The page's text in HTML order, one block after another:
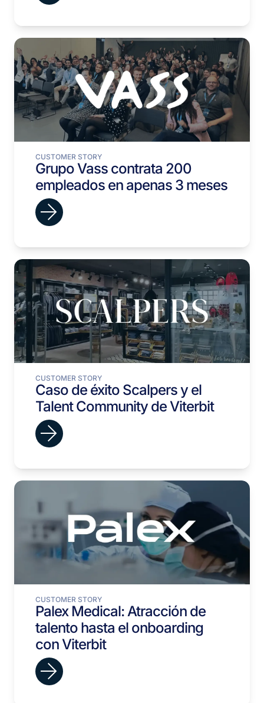
CUSTOMER STORY
Grupo Vass contrata 200
empleados en apenas 3 meses
CUSTOMER STORY
Caso de éxito Scalpers y el
Talent Community de Viterbit
CUSTOMER STORY
Palex Medical: Atracción de
talento hasta el onboarding
con Viterbit